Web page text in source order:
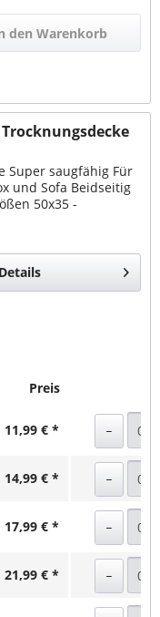
den Warenkorb
Super saugfähig Für
und Sofa Beidseitig
50x35 -
Details
Preis
11,99 € *
14,99 € *
17,99 € *
21,99 € *